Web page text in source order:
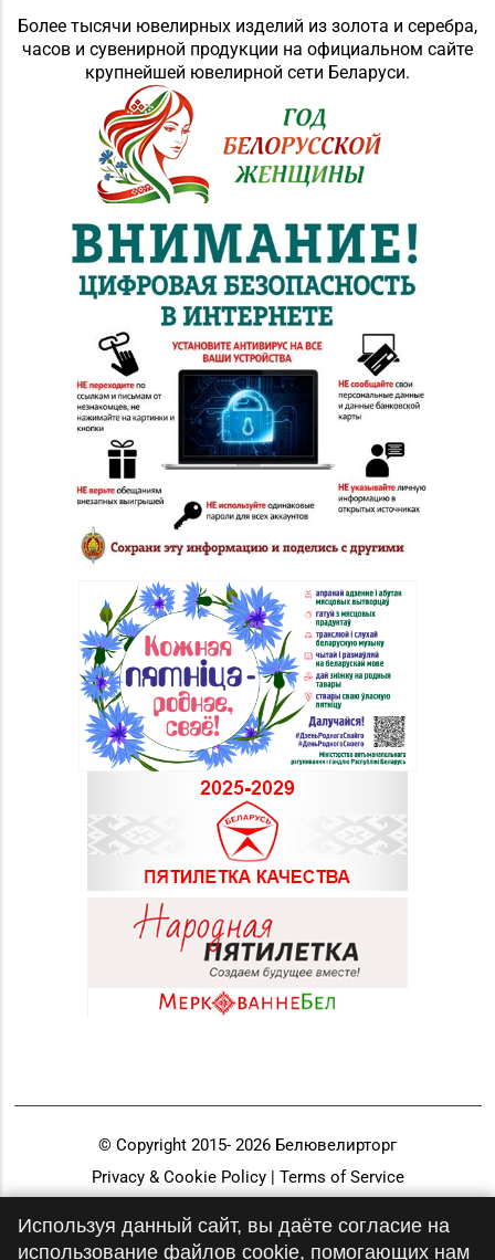
Более тысячи ювелирных изделий из золота и серебра,
часов и сувенирной продукции на официальном сайте
крупнейшей ювелирной сети Беларуси.
© Copyright 2015- 2026 Белювелирторг
Privacy & Cookie Policy | Terms of Service
Используя данный сайт, вы даёте согласие на
использование файлов cookie, помогающих нам